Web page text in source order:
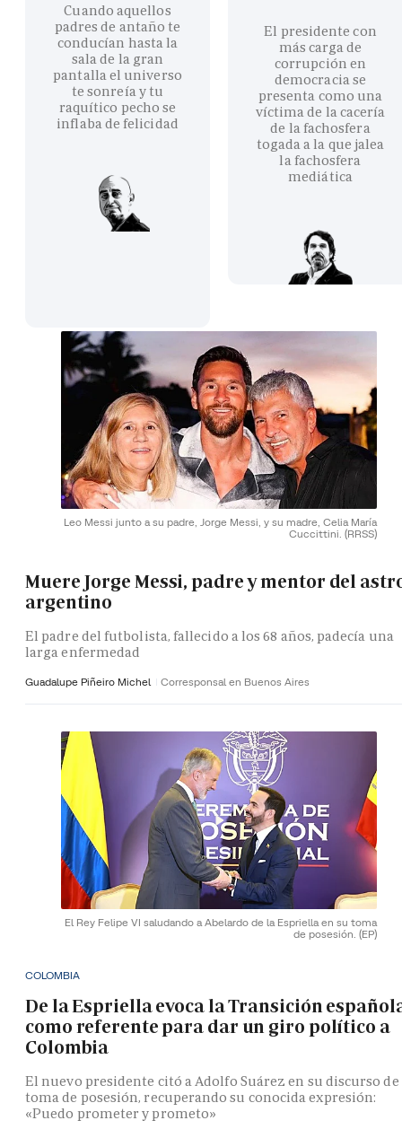
Cuando aquellos
padres de antaño te
conducían hasta la
sala de la gran
pantalla el universo
te sonreía y tu
raquítico pecho se
inflaba de felicidad
El presidente con
más carga de
corrupción en
democracia se
presenta como una
víctima de la cacería
de la fachosfera
togada a la que jalea
la fachosfera
mediática
Leo Messi junto a su padre, Jorge Messi, y su madre, Celia María
Cuccittini. (RRSS)
Muere Jorge Messi, padre y mentor del
argentino
El padre del futbolista, fallecido a los 68 años, padecía una
larga enfermedad
Guadalupe Piñeiro Michel Corresponsal en Buenos Aires
El Rey Felipe VI saludando a Abelardo de la Espriella en su toma
de posesión. (EP)
COLOMBIA
De la Espriella evoca la Transición
como referente para dar un giro político a
Colombia
El nuevo presidente citó a Adolfo Suárez en su discurso de
toma de posesión, recuperando su conocida expresión:
«Puedo prometer y prometo»